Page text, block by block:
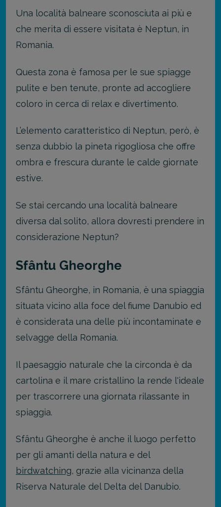
Una località balneare sconosciuta ai più e
che merita di essere visitata è Neptun, in
Romania.
Questa zona è famosa per le sue spiagge
pulite e ben tenute, pronte ad accogliere
coloro in cerca di relax e divertimento.
L’elemento caratteristico di Neptun, però, è
senza dubbio la pineta rigogliosa che offre
ombra e frescura durante le calde giornate
estive.
Se stai cercando una località balneare
diversa dal solito, allora dovresti prendere in
considerazione Neptun?
Sfântu Gheorghe
Sfântu Gheorghe, in Romania, è una spiaggia
situata vicino alla foce del fiume Danubio ed
è considerata una delle più incontaminate e
selvagge della Romania.
Il paesaggio naturale che la circonda è da
cartolina e il mare cristallino la rende l'ideale
per trascorrere una giornata rilassante in
spiaggia.
Sfântu Gheorghe è anche il luogo perfetto
per gli amanti della natura e del
birdwatching, grazie alla vicinanza della
Riserva Naturale del Delta del Danubio.